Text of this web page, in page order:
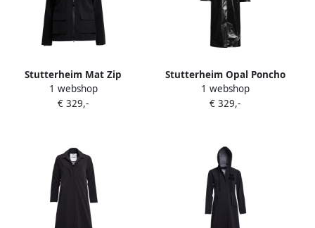
Stutterheim Mat Zip
Regenjas Black Dames
1 webshop
€ 329,-
Stutterheim Opal Poncho
Regenjas Black Dames
1 webshop
€ 329,-